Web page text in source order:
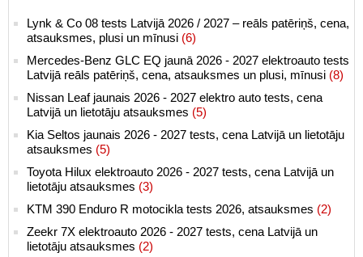
Lynk & Co 08 tests Latvijā 2026 / 2027 – reāls patēriņš, cena,
atsauksmes, plusi un mīnusi (6)
Mercedes-Benz GLC EQ jaunā 2026 - 2027 elektroauto tests
Latvijā reāls patēriņš, cena, atsauksmes un plusi, mīnusi (8)
Nissan Leaf jaunais 2026 - 2027 elektro auto tests, cena
Latvijā un lietotāju atsauksmes (5)
Kia Seltos jaunais 2026 - 2027 tests, cena Latvijā un lietotāju
atsauksmes (5)
Toyota Hilux elektroauto 2026 - 2027 tests, cena Latvijā un
lietotāju atsauksmes (3)
KTM 390 Enduro R motocikla tests 2026, atsauksmes (2)
Zeekr 7X elektroauto 2026 - 2027 tests, cena Latvijā un
lietotāju atsauksmes (2)